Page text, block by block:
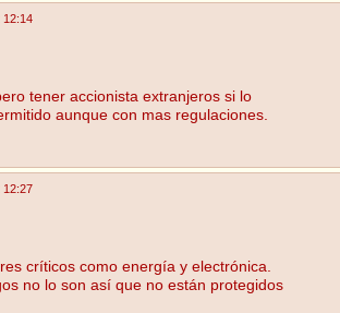
12:14
tener accionista extranjeros si lo
aunque con mas regulaciones.
12:27
críticos como energía y electrónica.
no lo son así que no están protegidos